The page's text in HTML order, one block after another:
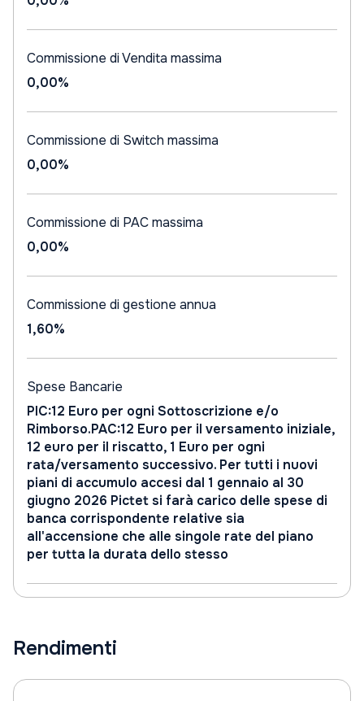
Commissione di Vendita massima
0,00%
Commissione di Switch massima
0,00%
Commissione di PAC massima
0,00%
Commissione di gestione annua
1,60%
Spese Bancarie
PIC:12 Euro per ogni Sottoscrizione e/o
Rimborso.PAC:12 Euro per il versamento iniziale,
12 euro per il riscatto, 1 Euro per ogni
rata/versamento successivo. Per tutti i nuovi
piani di accumulo accesi dal 1 gennaio al 30
giugno 2026 Pictet si farà carico delle spese di
banca corrispondente relative sia
all'accensione che alle singole rate del piano
per tutta la durata dello stesso
Rendimenti